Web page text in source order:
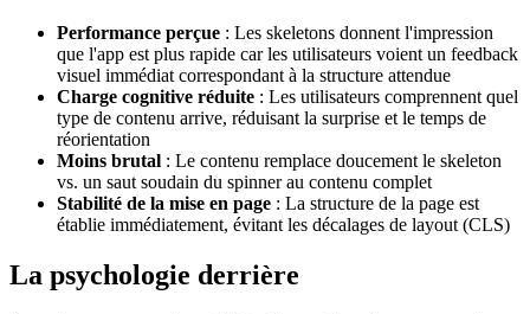
Performance perçue : Les skeletons donnent l'impression
que l'app est plus rapide car les utilisateurs voient un feedback
visuel immédiat correspondant à la structure attendue
Charge cognitive réduite : Les utilisateurs comprennent quel
type de contenu arrive, réduisant la surprise et le temps de
réorientation
Moins brutal : Le contenu remplace doucement le skeleton
vs. un saut soudain du spinner au contenu complet
Stabilité de la mise en page : La structure de la page est
établie immédiatement, évitant les décalages de layout (CLS)
La psychologie derrière